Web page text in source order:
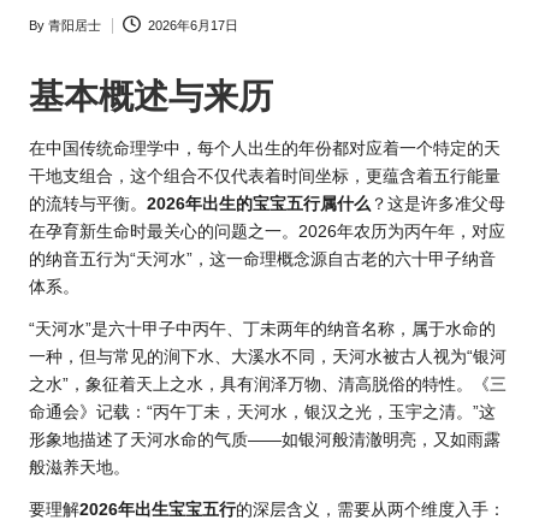
Posted
By 青阳居士 2026年6月17日
基本概述与来历
在中国传统命理学中，每个人出生的年份都对应着一个特定的天
干地支组合，这个组合不仅代表着时间坐标，更蕴含着五行能量
的流转与平衡。 2026年出生的宝宝五行属什么 ？这是许多准父母
在孕育新生命时最关心的问题之一。 2026年农 历为丙午年，对应
的纳音五行为“天河水”，这一命理概念源自古老的六十甲子纳音
体系。
“天河水”是六十甲子中丙午、丁未两年的纳音名称，属于水命的
一种，但与常见的涧下水、大溪水不同，天河水被古人视为“银河
之水”，象征着天上之水，具有润泽万物、清高脱俗的特性。《三
命通会》记载：“丙午丁未，天河水，银汉之光，玉宇之清。”这
形象地描述了天河水命的气质——如银河般清澈明亮，又如雨露
般滋养天地。
要理解2026年出生宝宝五行的深层含义，需要从两个维度入手：